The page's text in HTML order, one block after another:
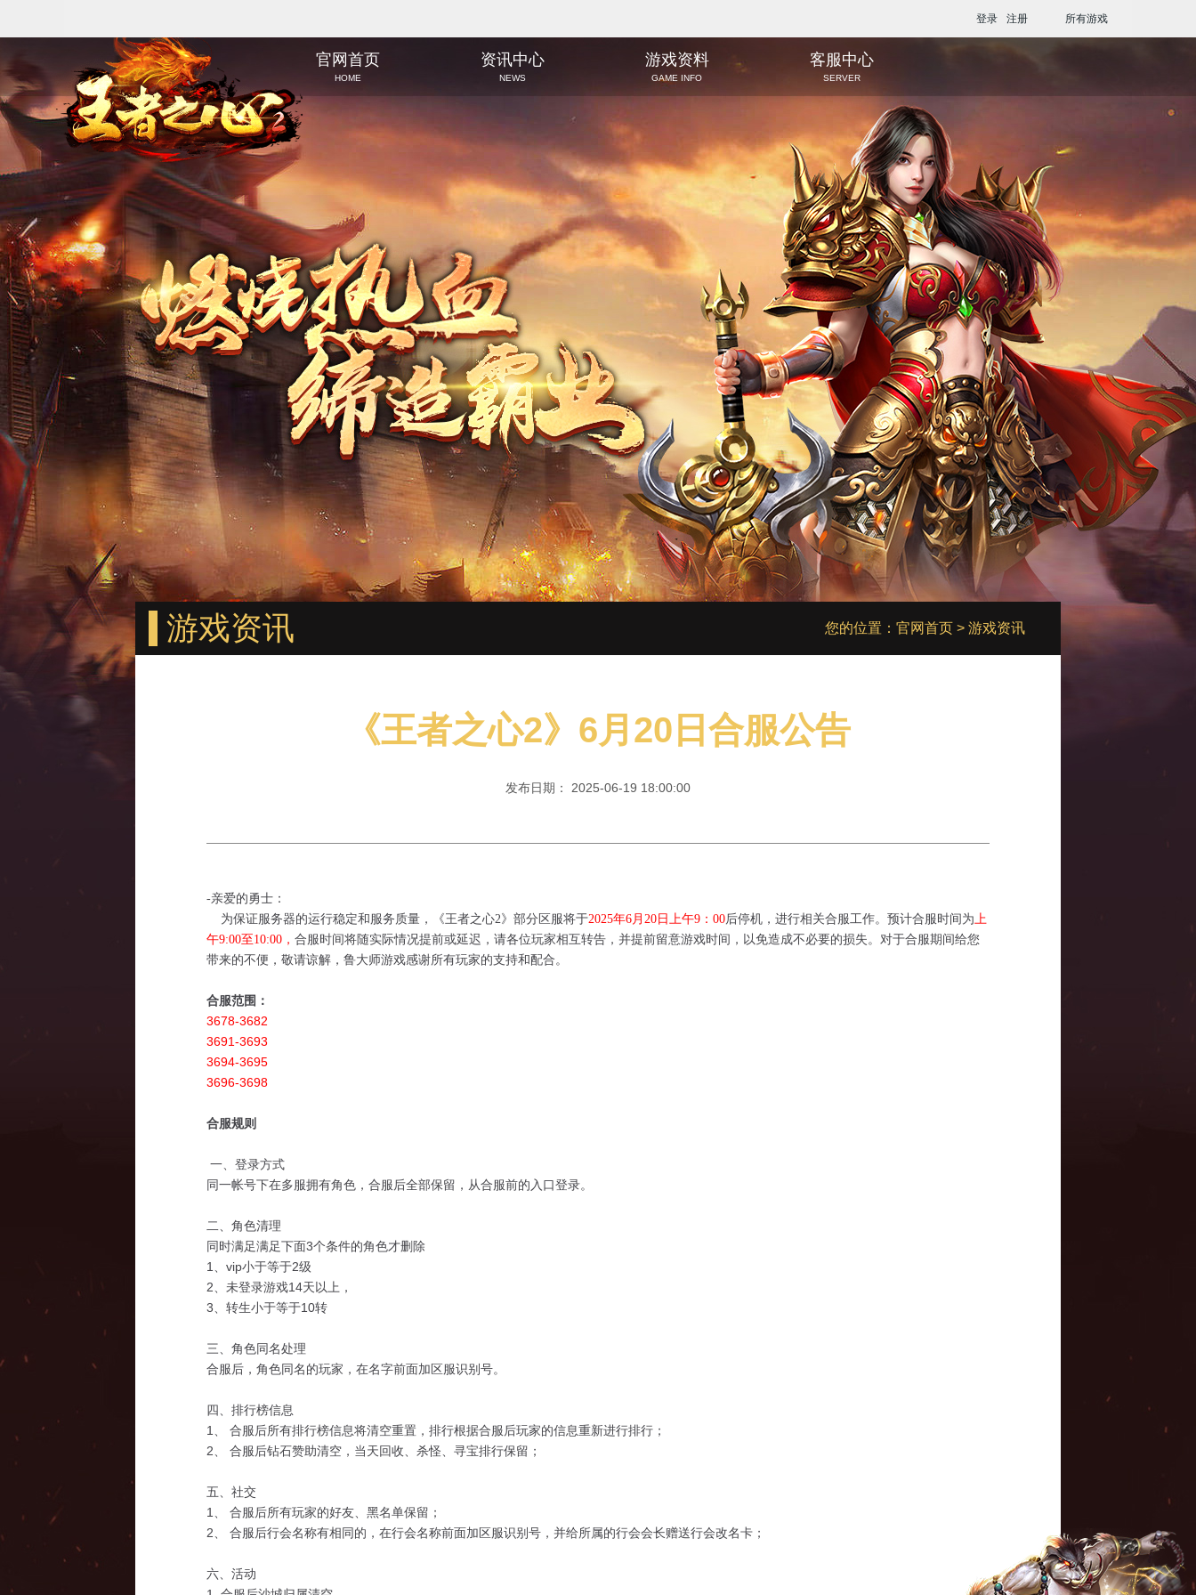
登录 注册 所有游戏
官网首页
HOME
资讯中心
NEWS
游戏资料
GAME INFO
客服中心
SERVER
游戏资讯 您的位置： 官网首页 > 游戏资讯
《王者之心2》6月20日合服公告
发布日期： 2025-06-19 18:00:00
-亲爱的勇士：
为保证服务器的运行稳定和服务质量，《王者之心2》部分区服将于2025年6月20日 上午9：00后停机，进行相关合服工作。预计合服时间为上
午9:00至10:00， 合服时间将随实际情况提前或延迟， 请各位玩家相互转告，并提前留意游戏时间，以免造成不必要的损失。对于合服期间给您
带来的不便，敬请谅解，鲁大师游戏感谢所有玩家的支持和配合。
合服范围：
3678-3682
3691-3693
3694-3695
3696-3698
合服规则
一、登录方式
同一帐号下在多服拥有角色，合服后全部保留，从合服前的入口登录。
二、角色清理
同时满足满足下面3个条件的角色才删除
1、vip小于等于2级
2、未登录游戏14天以上，
3、转生小于等于10转
三、角色同名处理
合服后，角色同名的玩家，在名字前面加区服识别号。
四、排行榜信息
1、 合服后所有排行榜信息将清空重置，排行根据合服后玩家的信息重新进行排行；
2、 合服后钻石赞助清空，当天回收、杀怪、寻宝排行保留；
五、社交
1、 合服后所有玩家的好友、黑名单保留；
2、 合服后行会名称有相同的，在行会名称前面加区服识别号，并给所属的行会会长赠送行会改名卡；
六、活动